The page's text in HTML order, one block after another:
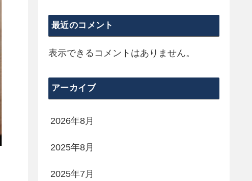
最近のコメント
表示できるコメントはありません。
アーカイブ
2026年8月
2025年8月
2025年7月